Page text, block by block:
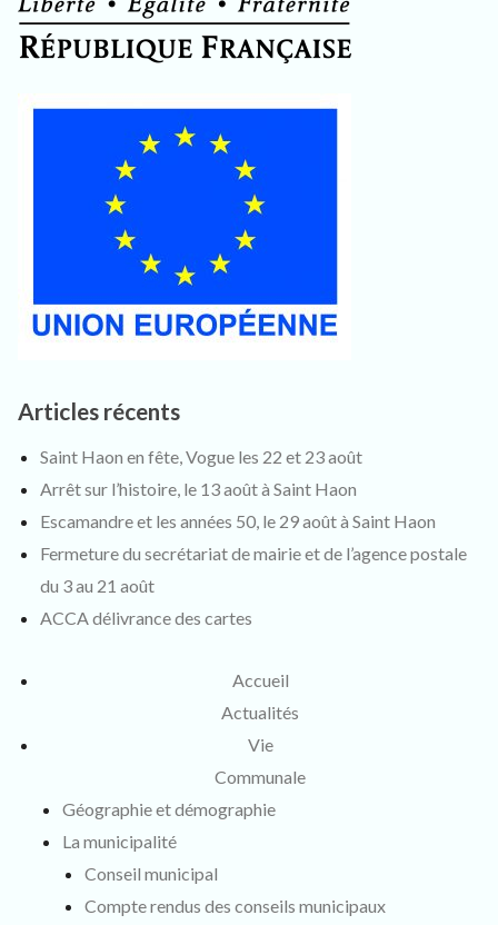
Articles récents
Saint Haon en fête, Vogue les 22 et 23 août
Arrêt sur l’histoire, le 13 août à Saint Haon
Escamandre et les années 50, le 29 août à Saint Haon
Fermeture du secrétariat de mairie et de l’agence postale
du 3 au 21 août
ACCA délivrance des cartes
Accueil
Actualités
Vie
Communale
Géographie et démographie
La municipalité
Conseil municipal
Compte rendus des conseils municipaux